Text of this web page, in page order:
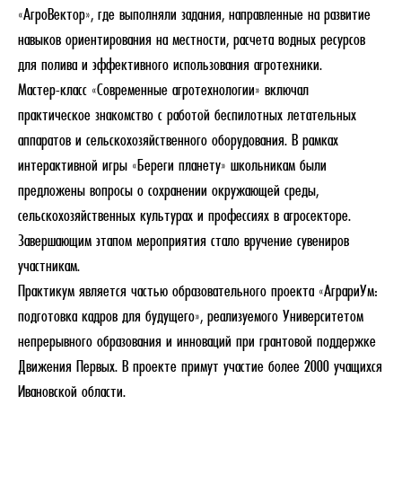
«АгроВектор», где выполняли задания, направленные на развитие
навыков ориентирования на местности, расчета водных ресурсов
для полива и эффективного использования агротехники.
Мастер-класс «Современные агротехнологии» включал
практическое знакомство с работой беспилотных летательных
аппаратов и сельскохозяйственного оборудования. В рамках
интерактивной игры «Береги планету» школьникам были
предложены вопросы о сохранении окружающей среды,
сельскохозяйственных культурах и профессиях в агросекторе.
Завершающим этапом мероприятия стало вручение сувениров
участникам.
Практикум является частью образовательного проекта «АграриУм:
подготовка кадров для будущего», реализуемого Университетом
непрерывного образования и инноваций при грантовой поддержке
Движения Первых. В проекте примут участие более 2000 учащихся
Ивановской области.